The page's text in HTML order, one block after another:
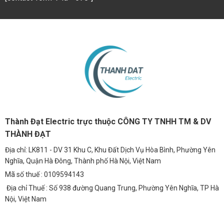
Thành Đạt Electric trực thuộc CÔNG TY TNHH TM & DV
THÀNH ĐẠT
Địa chỉ: LK811 - DV 31 Khu C, Khu Đất Dịch Vụ Hòa Bình, Phường Yên
Nghĩa, Quận Hà Đông, Thành phố Hà Nội, Việt Nam
Mã số thuế : 0109594143
Địa chỉ Thuế : Số 938 đường Quang Trung, Phường Yên Nghĩa, TP Hà
Nội, Việt Nam